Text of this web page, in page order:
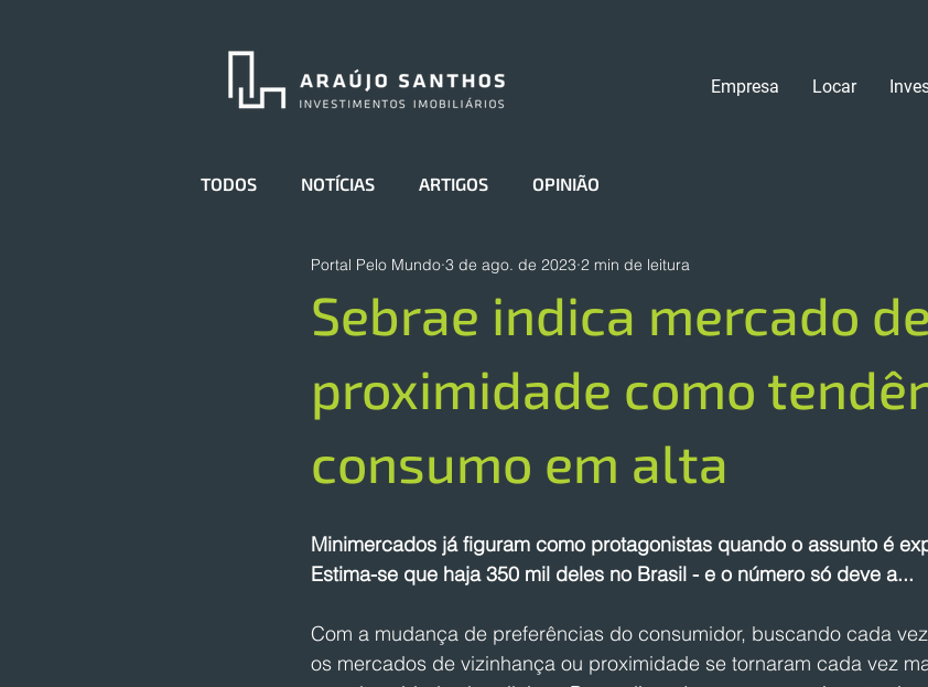
Empresa Locar
TODOS NOTÍCIAS ARTIGOS OPINIÃO
Sebrae indica mercado de
proximidade como
consumo em alta
Portal Pelo Mundo 3 de ago. de 2023 2 min de leitura
Minimercados já figuram como protagonistas quando o assunto é
Estima-se que haja 350 mil deles no Brasil - e o número só deve a...
Com a mudança de preferências do consumidor, buscando cada
os mercados de vizinhança ou proximidade se tornaram cada vez